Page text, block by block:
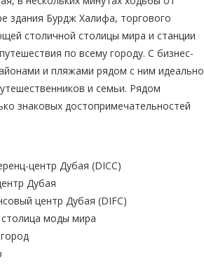
здания Бурдж Халифа, торгового
столичной столицы мира и станции
по всему городу. С бизнес-
и пляжами рядом с ним идеально
и семьи. Рядом
знаковых достопримечательностей
центр Дубая (DICC)
Дубая
центр Дубая (DIFC)
моды мира